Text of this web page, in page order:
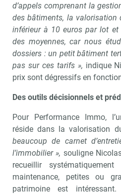
d’appels comprenant la
des bâtiments, la valorisation
inférieur à 10 euros par lot
des moyennes, car nous
dossiers : un petit bâtiment
pas sur ces tarifs », indique
prix sont dégressifs en
Des outils décisionnels et
Pour Performance Immo,
réside dans la valorisation
beaucoup de carnet
l’immobilier », souligne
recueillir
maintenance, petites ou
patrimoine est